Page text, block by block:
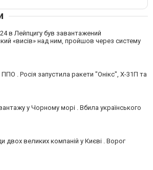
в Лейпцигу був завантажений
«висів» над ним, пройшов через систему
. Росія запустила ракети "Онікс", Х-31П та
у Чорному морі . Вбила українського
двох великих компаній у Києві . Ворог